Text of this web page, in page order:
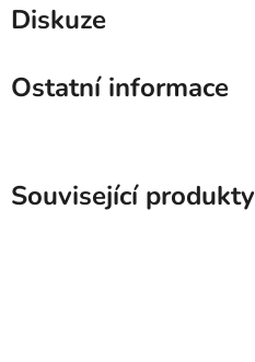
Diskuze
Ostatní informace
Související produkty